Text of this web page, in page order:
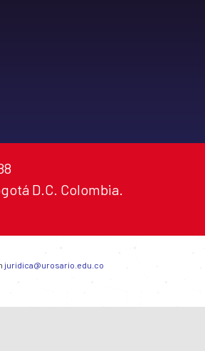
D.C. Colombia.
juridica@urosario.edu.co